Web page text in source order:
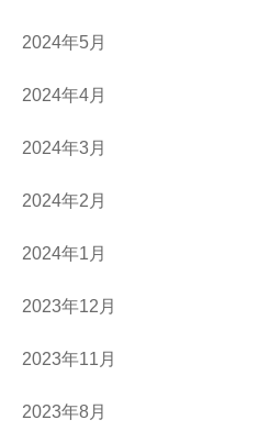
2024年5月
2024年4月
2024年3月
2024年2月
2024年1月
2023年12月
2023年11月
2023年8月